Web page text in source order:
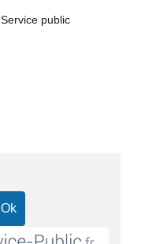
Service public